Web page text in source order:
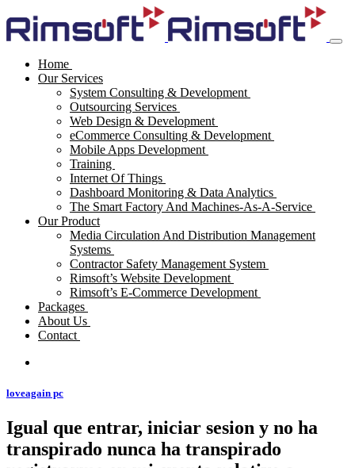
Home
Our Services
System Consulting & Development
Outsourcing Services
Web Design & Development
eCommerce Consulting & Development
Mobile Apps Development
Training
Internet Of Things
Dashboard Monitoring & Data Analytics
The Smart Factory And Machines-As-A-Service
Our Product
Media Circulation And Distribution Management
Systems
Contractor Safety Management System
Rimsoft’s Website Development
Rimsoft’s E-Commerce Development
Packages
About Us
Contact
loveagain pc
Igual que entrar, iniciar sesion y no ha
transpirado nunca ha transpirado